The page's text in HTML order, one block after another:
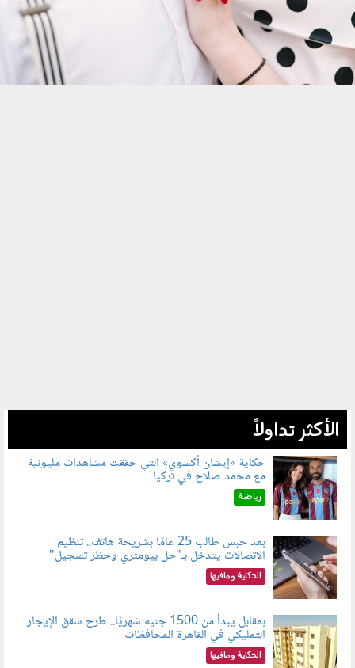
الأكثر تداولاً
080802.jpg
حكاية «إيشان أكسوي» التي حققت مشاهدات مليونية
مع محمد صلاح في تركيا
رياضة
080803.jpg
بعد حبس طالب 25 عامًا بشريحة هاتف.. تنظيم
الاتصالات يتدخل بـ"حل بيومتري وحظر تسجيل"
الحكاية ومافيها
080801.jpg
بمقابل يبدأ من 1500 جنيه شهريًا.. طرح شقق الإيجار
التمليكي في القاهرة المحافظات
الحكاية ومافيها